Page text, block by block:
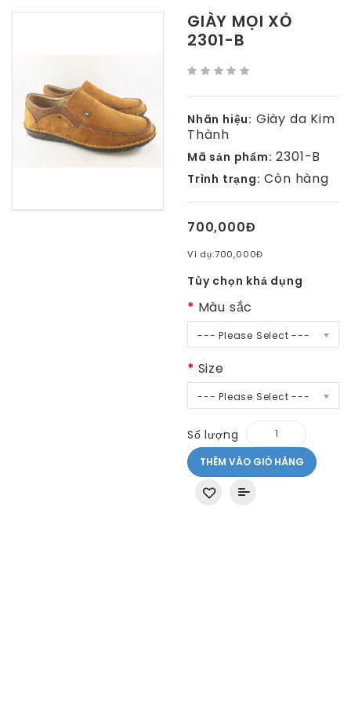
GIÀY MỌI XỎ
2301-B
Nhãn hiệu: Giày da Kim
Thành
Mã sản phẩm: 2301-B
Trình trạng: Còn hàng
700,000Đ
Ví dụ:700,000Đ
Tùy chọn khả dụng
Màu sắc
--- Please Select ---
Size
--- Please Select ---
Số lượng
THÊM VÀO GIỎ HÀNG